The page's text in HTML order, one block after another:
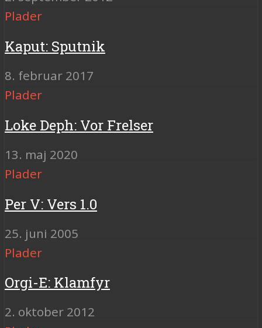
Plader
Kaput: Sputnik
8. februar 2017
Plader
Loke Deph: Vor Frelser
13. maj 2020
Plader
Per V: Vers 1.0
25. juni 2005
Plader
Orgi-E: Klamfyr
2. oktober 2012